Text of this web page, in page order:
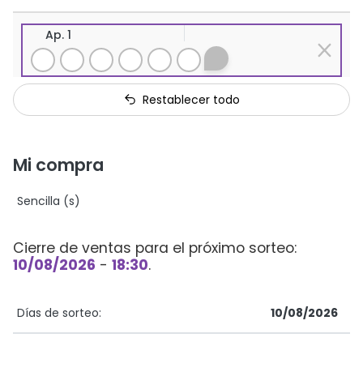
Ap. 1
Restablecer todo
Mi compra
Sencilla (s)
Cierre de ventas para el próximo sorteo:
10/08/2026 - 18:30.
Días de sorteo: 10/08/2026